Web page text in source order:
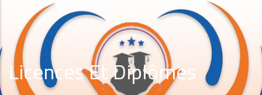
Licences Et Diplômes